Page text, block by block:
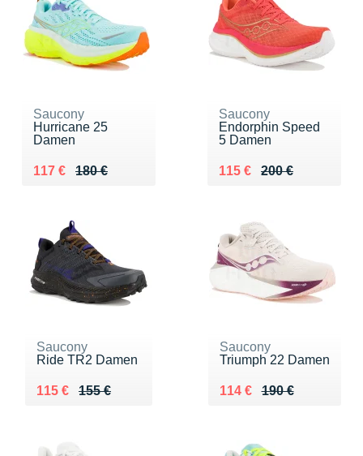
Saucony
Hurricane 25
Damen
180 €
Au lieu de 180 €
117 €
Vendu 117 €
Saucony
Endorphin Speed
5 Damen
200 €
Au lieu de 200 €
115 €
Vendu 115 €
Saucony
Ride TR2 Damen
155 €
Au lieu de 155 €
115 €
Vendu 115 €
Saucony
Triumph 22 Damen
190 €
Au lieu de 190 €
114 €
Vendu 114 €